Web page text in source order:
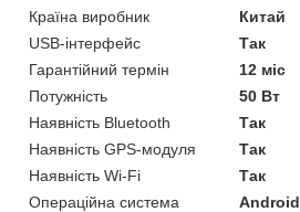
Країна виробник
Китай
USB-інтерфейс
Так
Гарантійний термін
12 міс
Потужність
50 Вт
Наявність Bluetooth
Так
Наявність GPS-модуля
Так
Наявність Wi-Fi
Так
Операційна система
Android